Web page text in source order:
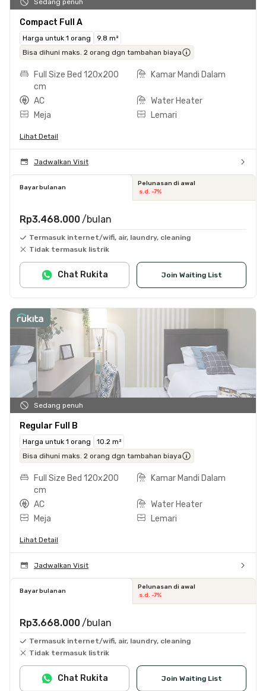
Compact Full A
Harga untuk 1 orang
9.8 m²
Bisa dihuni maks. 2 orang dgn tambahan biaya
Full Size Bed 120x200
cm
Kamar Mandi Dalam
AC
Water Heater
Meja
Lemari
Lihat Detail
Jadwalkan Visit
Bayar bulanan
Pelunasan di awal
s.d. -7%
Rp3.468.000 /bulan
Termasuk internet/wifi, air, laundry, cleaning
Tidak termasuk listrik
Join Waiting List
Chat Rukita
Sedang penuh
Regular Full B
Harga untuk 1 orang
10.2 m²
Bisa dihuni maks. 2 orang dgn tambahan biaya
Full Size Bed 120x200
cm
Kamar Mandi Dalam
AC
Water Heater
Meja
Lemari
Lihat Detail
Jadwalkan Visit
Bayar bulanan
Pelunasan di awal
s.d. -7%
Rp3.668.000 /bulan
Termasuk internet/wifi, air, laundry, cleaning
Tidak termasuk listrik
Join Waiting List
Chat Rukita